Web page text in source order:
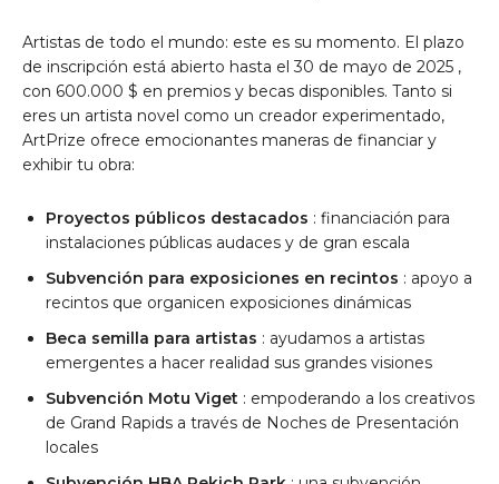
Artistas de todo el mundo: este es su momento. El plazo
de inscripción está abierto hasta el 30 de mayo de 2025 ,
con 600.000 $ en premios y becas disponibles. Tanto si
eres un artista novel como un creador experimentado,
ArtPrize ofrece emocionantes maneras de financiar y
exhibir tu obra:
Proyectos públicos destacados : financiación para
instalaciones públicas audaces y de gran escala
Subvención para exposiciones en recintos : apoyo a
recintos que organicen exposiciones dinámicas
Beca semilla para artistas : ayudamos a artistas
emergentes a hacer realidad sus grandes visiones
Subvención Motu Viget : empoderando a los creativos
de Grand Rapids a través de Noches de Presentación
locales